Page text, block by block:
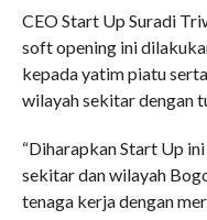
CEO Start Up Suradi
soft opening ini
kepada yatim piatu
wilayah sekitar dengan
“Diharapkan Start Up
sekitar dan wilayah
tenaga kerja dengan